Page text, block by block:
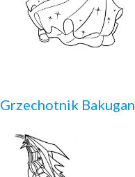
Grzechotnik Bakugan